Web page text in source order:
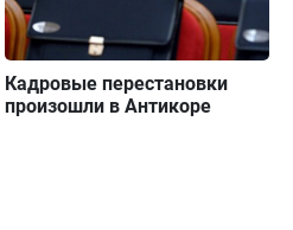
Кадровые перестановки
произошли в Антикоре